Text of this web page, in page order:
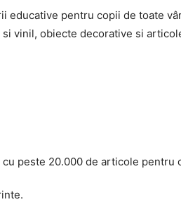
educative pentru copii de toate
vinil, obiecte decorative si
peste 20.000 de articole pentru